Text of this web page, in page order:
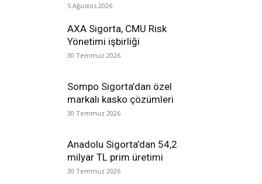
5 Ağustos 2026
AXA Sigorta, CMU Risk
Yönetimi işbirliği
30 Temmuz 2026
Sompo Sigorta’dan özel
markalı kasko çözümleri
30 Temmuz 2026
Anadolu Sigorta’dan 54,2
milyar TL prim üretimi
30 Temmuz 2026